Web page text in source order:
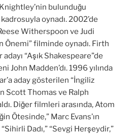
bulunduğu
oynadı. 2002’de
Witherspoon ve Judi
Önemi” filminde oynadı. Firth
“Aşık Shakespeare”de
John Madden’dı. 1996 yılında
aday gösterilen “İngiliz
Scott Thomas ve Ralph
Diğer filmleri arasında, Atom
Ötesinde,” Marc Evans’ın
Dadı,” “Sevgi Herşeydir,”